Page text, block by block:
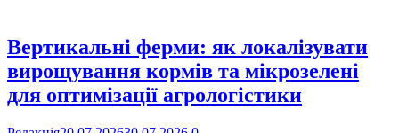
Вертикальні ферми: як локалізувати
вирощування кормів та мікрозелені
для оптимізації агрологістики